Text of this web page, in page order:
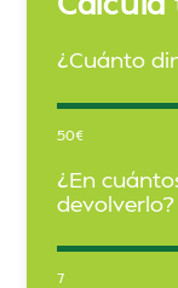
¿Cuánto
50€
¿En
devolverlo?
7